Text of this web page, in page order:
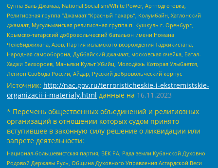
Сунна Валь Джамаа, National Socialism/White Power, Артподготовка,
Религиозная группа “Джамаат “Красный пахарь”, Колумбайн, Хатлонский
джамаат, Мусульманская религиозная группа п. Кушкуль г. Оренбург,
Крымско-татарский добровольческий батальон имени Номана
Челебиджихана, Азов, Партия исламского возрождения Таджикистана,
Народная самооборона, Дуббайский джамаат, московская ячейка, Батал-
Хаджи Белхороев, Маньяки Культ Убийц, Молодёжь Которая Улыбается,
Легион Свобода России, Айдар, Русский добровольческий корпус
Источник: http://nac.gov.ru/terroristicheskie-i-ekstremistskie-
organizacii-i-materialy.html данные на 16.11.2023
* Перечень общественных объединений и религиозных
организаций в отношении которых судом принято
вступившее в законную силу решение о ликвидации или
запрете деятельности:
Национал-большевистская партия, ВЕК РА, Рада земли Кубанской Духовно
Родовой Державы Русь, Община Духовного Управления Асгардской Веси